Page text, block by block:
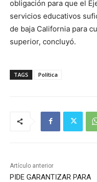
obligación para que el
servicios educativos
de baja California para
superior, concluyó.
TAGS Política
Artículo anterior
PIDE GARANTIZAR PARA